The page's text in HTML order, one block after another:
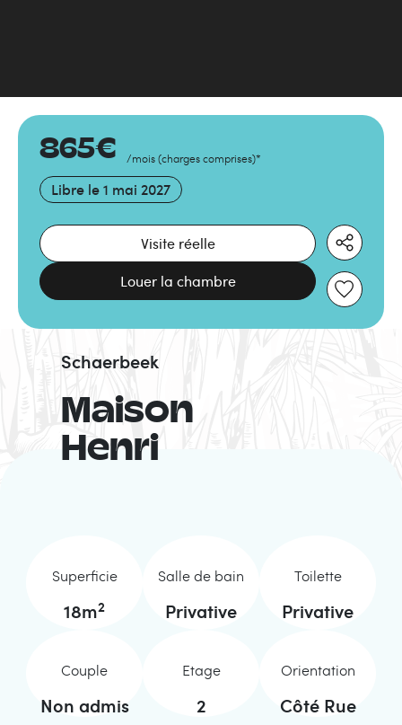
865€ /mois (charges comprises)*
Libre le 1 mai 2027
Visite réelle
Louer la chambre
Maison
Henri
Schaerbeek
Superficie
18m2
Salle de bain
Privative
Toilette
Privative
Couple
Non admis
Etage
2
Orientation
Côté Rue